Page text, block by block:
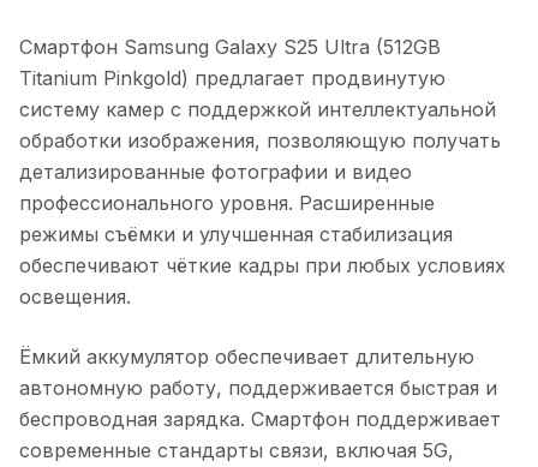
Смартфон Samsung Galaxy S25 Ultra (512GB
Titanium Pinkgold) предлагает продвинутую
систему камер с поддержкой интеллектуальной
обработки изображения, позволяющую получать
детализированные фотографии и видео
профессионального уровня. Расширенные
режимы съёмки и улучшенная стабилизация
обеспечивают чёткие кадры при любых условиях
освещения.
Ёмкий аккумулятор обеспечивает длительную
автономную работу, поддерживается быстрая и
беспроводная зарядка. Смартфон поддерживает
современные стандарты связи, включая 5G,